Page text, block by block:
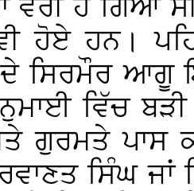
ਵੈਰੀ ਹੋ ਗਿਆ
ਹੋਏ ਹਨ।
ਦੇ ਸਿਰਮੌਰ ਆਗੂ
ਵਿੱਚ ਬੜੀ
ਗੁਰਮਤੇ ਪਾਸ
ਸਿੰਘ ਜਾਂ